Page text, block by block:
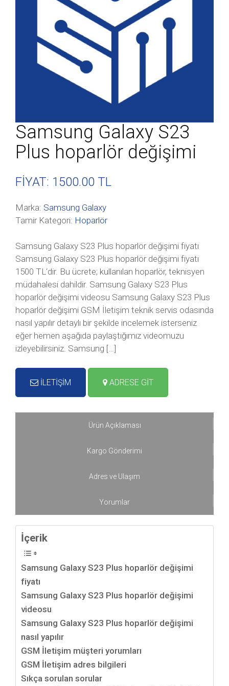
Samsung Galaxy S23
Plus hoparlör değişimi
FİYAT: 1500.00 TL
Marka: Samsung Galaxy
Tamir Kategori: Hoparlör
Samsung Galaxy S23 Plus hoparlör değişimi fiyatı
Samsung Galaxy S23 Plus hoparlör değişimi fiyatı
1500 TL‘dir. Bu ücrete; kullanılan hoparlör, teknisyen
müdahalesi dahildir. Samsung Galaxy S23 Plus
hoparlör değişimi videosu Samsung Galaxy S23 Plus
hoparlör değişimi GSM İletişim teknik servis odasında
nasıl yapılır detaylı bir şekilde incelemek isterseniz
eğer hemen aşağıda paylaştığımız videomuzu
izleyebilirsiniz. Samsung […]
İLETİŞİM ADRESE GİT
Ürün Açıklaması
Kargo Gönderimi
Adres ve Ulaşım
Yorumlar
İçerik
Samsung Galaxy S23 Plus hoparlör değişimi
fiyatı
Samsung Galaxy S23 Plus hoparlör değişimi
videosu
Samsung Galaxy S23 Plus hoparlör değişimi
nasıl yapılır
GSM İletişim müşteri yorumları
GSM İletişim adres bilgileri
Sıkça sorulan sorular